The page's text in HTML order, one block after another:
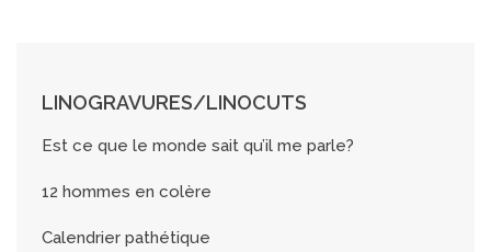
LINOGRAVURES/LINOCUTS
Est ce que le monde sait qu’il me parle?
12 hommes en colère
Calendrier pathétique